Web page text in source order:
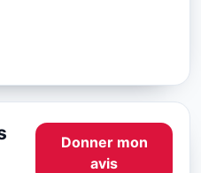
Donner mon
avis